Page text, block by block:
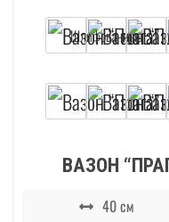
ВАЗОН
40 см